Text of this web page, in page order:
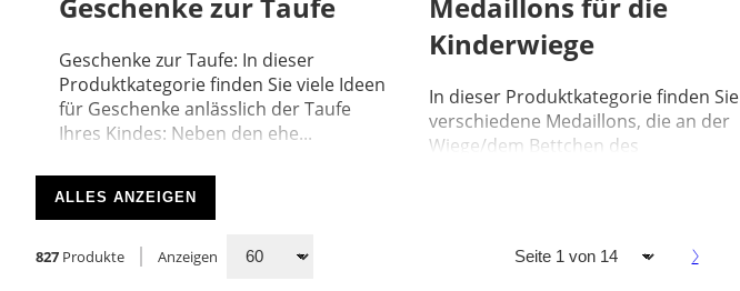
Geschenke zur Taufe: In dieser
Produktkategorie finden Sie viele Ideen
für Geschenke anlässlich der Taufe
Ihres Kindes: Neben den ehe...
Kinderwiege
In dieser Produktkategorie finden Sie
verschiedene Medaillons, die an der
Wiege/dem Bettchen des
ALLES ANZEIGEN
827 Produkte Anzeigen